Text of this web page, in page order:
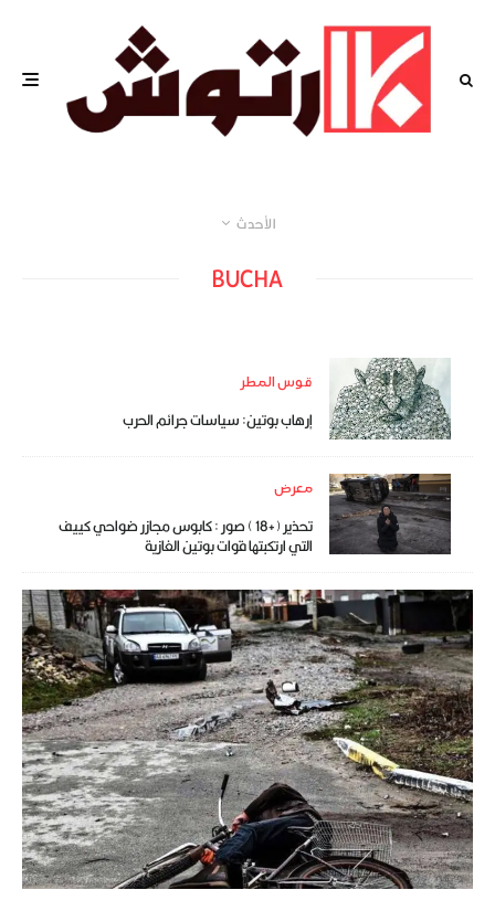
الأحدث
BUCHA
قوس المطر
إرهاب بوتين: سياسات جرائم الحرب
معرض
تحذير (+18 ) صور : كابوس مجازر ضواحي كييف
التي ارتكبتها قوات بوتين الغازية